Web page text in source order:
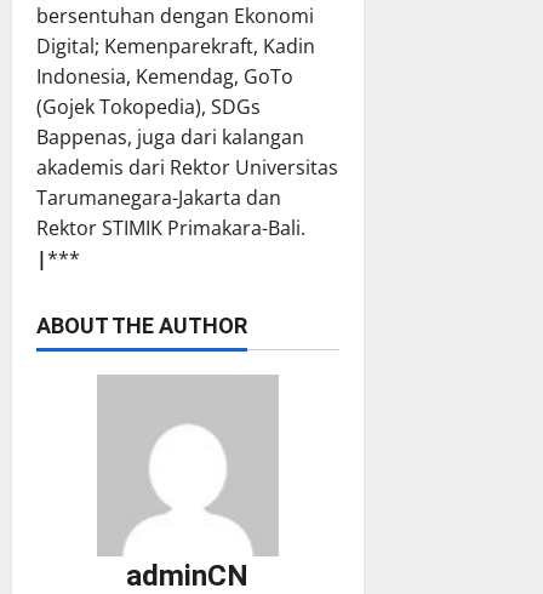
bersentuhan dengan Ekonomi
Digital; Kemenparekraft, Kadin
Indonesia, Kemendag, GoTo
(Gojek Tokopedia), SDGs
Bappenas, juga dari kalangan
akademis dari Rektor Universitas
Tarumanegara-Jakarta dan
Rektor STIMIK Primakara-Bali.
|***
ABOUT THE AUTHOR
adminCN